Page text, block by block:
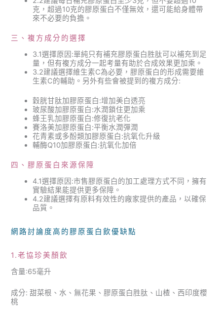
克，超過10克的膠原蛋白不僅無效，還可能給身體帶
來不必要的負擔。
三、複方成分的選擇
3.1選擇原因:單純只有補充膠原蛋白胜肽可以補充到足
量，但有複方成分一起考量有助於合成效果更加乘。
3.2建議選擇維生素C為必要，膠原蛋白的形成需要維
生素C的輔助。另外有些會被提到的複方成分:
穀胱甘肽加膠原蛋白:增加美白透亮
玻尿酸加膠原蛋白:水潤鎖住更加乘
蜂王乳加膠原蛋白:修復抗老化
賽洛美加膠原蛋白:平衡水潤彈潤
花青素或多酚類加膠原蛋白:抗氧化升級
輔酶Q10加膠原蛋白:抗氧化加倍
四、膠原蛋白來源保障
4.1選擇原因:市售膠原蛋白的加工處理方式不同，擁有
實驗結果能提供更多保障。
4.2建議選擇有原料有效性的廠家提供的產品，以確保
品質。
網路討論度高的膠原蛋白飲優缺點
1.老協珍美顏飲
含量:65毫升
成分: 甜菜根、水、無花果、膠原蛋白胜肽、山楂、西印度櫻
桃